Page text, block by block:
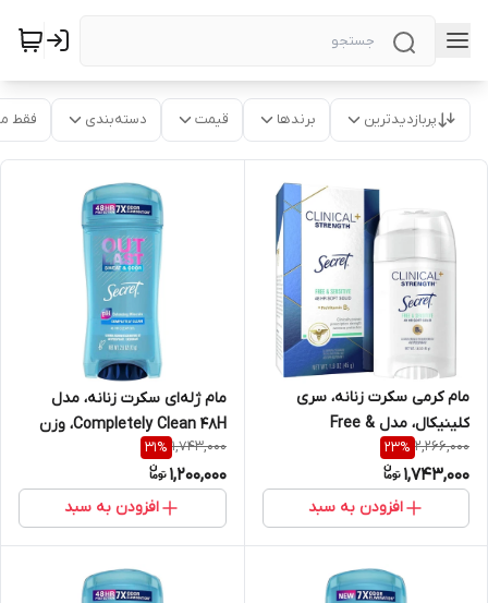
پربازدیدترین برندها قیمت دسته‌بندی فقط
مام کرمی سکرت زنانه، سری
کلینیکال، مدل Free &
جنس اصلی
2,266,000
23%
1,743,000
افزودن به سبد
مام ژله‌ای سکرت زنانه، مدل
Completely Clean 48H، وزن
73 گرم
1,743,000
31%
1,200,000
افزودن به سبد